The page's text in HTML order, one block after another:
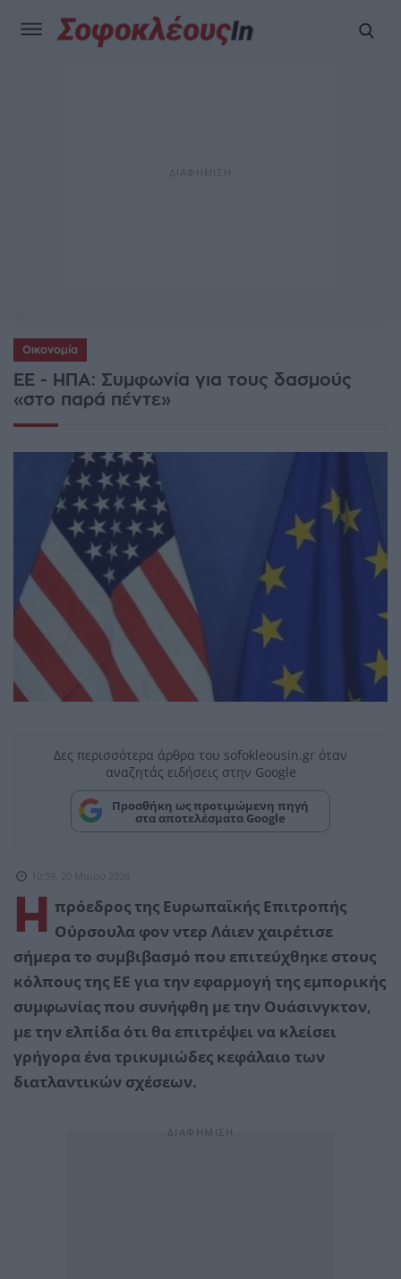
Οικονομία
ΕΕ - ΗΠΑ: Συμφωνία για τους δασμούς
«στο παρά πέντε»
Δες περισσότερα άρθρα του sofokleousin.gr όταν
αναζητάς ειδήσεις στην Google
Προσθήκη ως προτιμώμενη πηγή
στα αποτελέσματα Google
10:59, 20 Μαΐου 2026
Η
πρόεδρος της Ευρωπαϊκής Επιτροπής
Ούρσουλα φον ντερ Λάιεν χαιρέτισε
σήμερα το συμβιβασμό που επιτεύχθηκε στους
κόλπους της ΕΕ για την εφαρμογή της εμπορικής
συμφωνίας που συνήφθη με την Ουάσινγκτον,
με την ελπίδα ότι θα επιτρέψει να κλείσει
γρήγορα ένα τρικυμιώδες κεφάλαιο των
διατλαντικών σχέσεων.